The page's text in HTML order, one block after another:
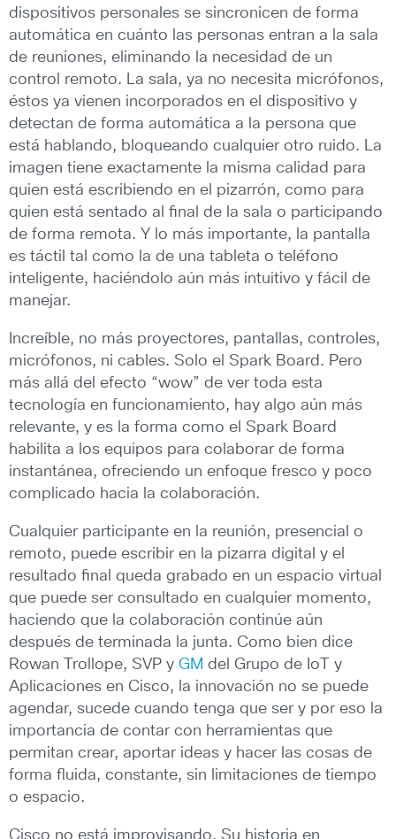
dispositivos personales se sincronicen de forma
automática en cuánto las personas entran a la sala
de reuniones, eliminando la necesidad de un
control remoto. La sala, ya no necesita micrófonos,
éstos ya vienen incorporados en el dispositivo y
detectan de forma automática a la persona que
está hablando, bloqueando cualquier otro ruido. La
imagen tiene exactamente la misma calidad para
quien está escribiendo en el pizarrón, como para
quien está sentado al final de la sala o participando
de forma remota. Y lo más importante, la pantalla
es táctil tal como la de una tableta o teléfono
inteligente, haciéndolo aún más intuitivo y fácil de
manejar.
Increíble, no más proyectores, pantallas, controles,
micrófonos, ni cables. Solo el Spark Board. Pero
más allá del efecto “wow” de ver toda esta
tecnología en funcionamiento, hay algo aún más
relevante, y es la forma como el Spark Board
habilita a los equipos para colaborar de forma
instantánea, ofreciendo un enfoque fresco y poco
complicado hacia la colaboración.
Cualquier participante en la reunión, presencial o
remoto, puede escribir en la pizarra digital y el
resultado final queda grabado en un espacio virtual
que puede ser consultado en cualquier momento,
haciendo que la colaboración continúe aún
después de terminada la junta. Como bien dice
Rowan Trollope, SVP y GM del Grupo de IoT y
Aplicaciones en Cisco, la innovación no se puede
agendar, sucede cuando tenga que ser y por eso la
importancia de contar con herramientas que
permitan crear, aportar ideas y hacer las cosas de
forma fluida, constante, sin limitaciones de tiempo
o espacio.
Cisco no está improvisando. Su historia en